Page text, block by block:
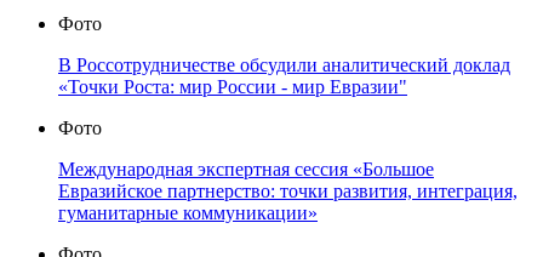
Фото
В Россотрудничестве обсудили аналитический доклад
«Точки Роста: мир России - мир Евразии"
Фото
Международная экспертная сессия «Большое
Евразийское партнерство: точки развития, интеграция,
гуманитарные коммуникации»